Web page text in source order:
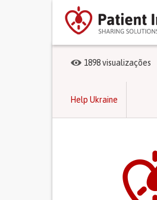
1898visualizações
Help Ukraine